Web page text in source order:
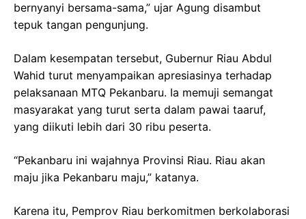
bernyanyi bersama-sama,” ujar Agung disambut
tepuk tangan pengunjung.
Dalam kesempatan tersebut, Gubernur Riau Abdul
Wahid turut menyampaikan apresiasinya terhadap
pelaksanaan MTQ Pekanbaru. Ia memuji semangat
masyarakat yang turut serta dalam pawai taaruf,
yang diikuti lebih dari 30 ribu peserta.
“Pekanbaru ini wajahnya Provinsi Riau. Riau akan
maju jika Pekanbaru maju,” katanya.
Karena itu, Pemprov Riau berkomitmen berkolaborasi